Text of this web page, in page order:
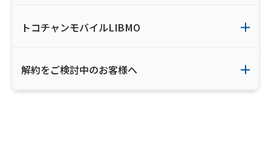
トコチャンモバイルLIBMO
解約をご検討中のお客様へ